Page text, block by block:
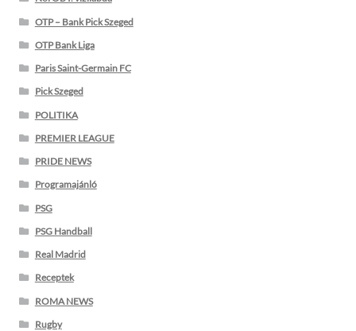
OTP – Bank Pick Szeged
OTP Bank Liga
Paris Saint-Germain FC
Pick Szeged
POLITIKA
PREMIER LEAGUE
PRIDE NEWS
Programajánló
PSG
PSG Handball
Real Madrid
Receptek
ROMA NEWS
Rugby